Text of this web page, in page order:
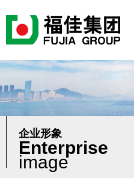
企业形象
Enterprise
image